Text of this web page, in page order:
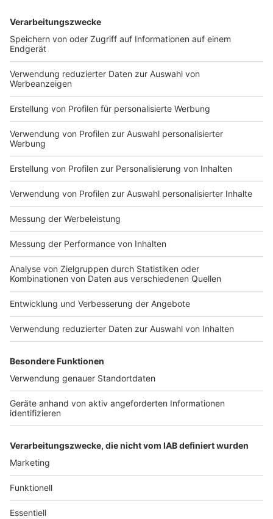
DEINE GEMERKTEN ARTIKEL
Du hast dir noch keine Artikel gemerkt
Markiere sie hierfür mit einem
Impressum
Nutzungsbedingungen
Jobs
Presse
Werben
Archiv
ANTENNE BAYERN GROUP
Stiftung ANTENNE BAYERN
hilft
Teilnahmebedingungen
Grounding Page ANTENNE
BAYERN
Kontakt
Studio-Hotline
Verkehrs-Hotline
Datenschutz­erklärung
Newsletter